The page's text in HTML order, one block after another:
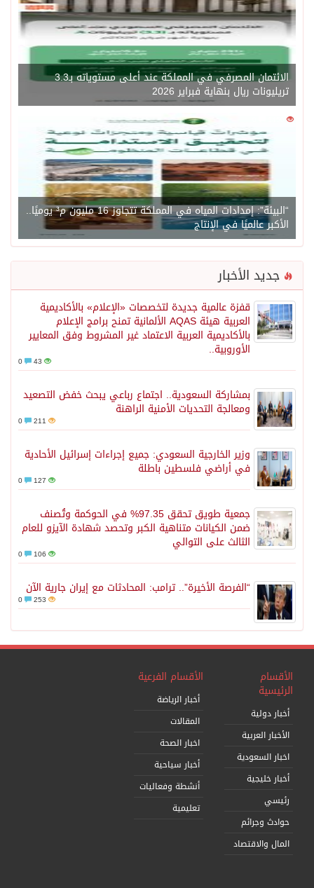
الائتمان المصرفي في المملكة عند أعلى مستوياته بـ3.3
تريليونات ريال بنهاية فبراير 2026
1450
“البيئة”: إمدادات المياه في المملكة تتجاوز 16 مليون م³ يوميًا..
الأكبر عالميًا في الإنتاج
جديد الأخبار
قفزة عالمية جديدة لتخصصات «الإعلام» بالأكاديمية
العربية هيئة AQAS الألمانية تمنح برامج الإعلام
بالأكاديمية العربية الاعتماد غير المشروط وفق المعايير
الأوروبية..
43
بمشاركة السعودية.. اجتماع رباعي يبحث خفض التصعيد
ومعالجة التحديات الأمنية الراهنة
211
وزير الخارجية السعودي: جميع إجراءات إسرائيل الأحادية
في أراضي فلسطين باطلة
127
جمعية طويق تحقق 97.35% في الحوكمة وتُصنف
ضمن الكيانات متناهية الكبر وتحصد شهادة الآيزو للعام
الثالث على التوالي
106
“الفرصة الأخيرة”.. ترامب: المحادثات مع إيران جارية الآن
253
الأقسام
الرئيسية
أخبار دولية
الأخبار العربية
اخبار السعودية
أخبار خليجية
رئيسي
حوادث وجرائم
المال والاقتصاد
الأقسام الفرعية
أخبار الرياضة
المقالات
اخبار الصحة
أخبار سياحية
أنشطة وفعاليات
تعليمية